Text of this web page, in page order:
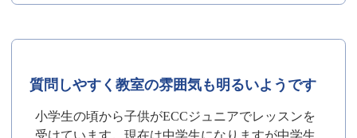
質問しやすく教室の雰囲気も明るいようです
小学生の頃から子供がECCジュニアでレッスンを
受けています。現在は中学生になりますが中学生